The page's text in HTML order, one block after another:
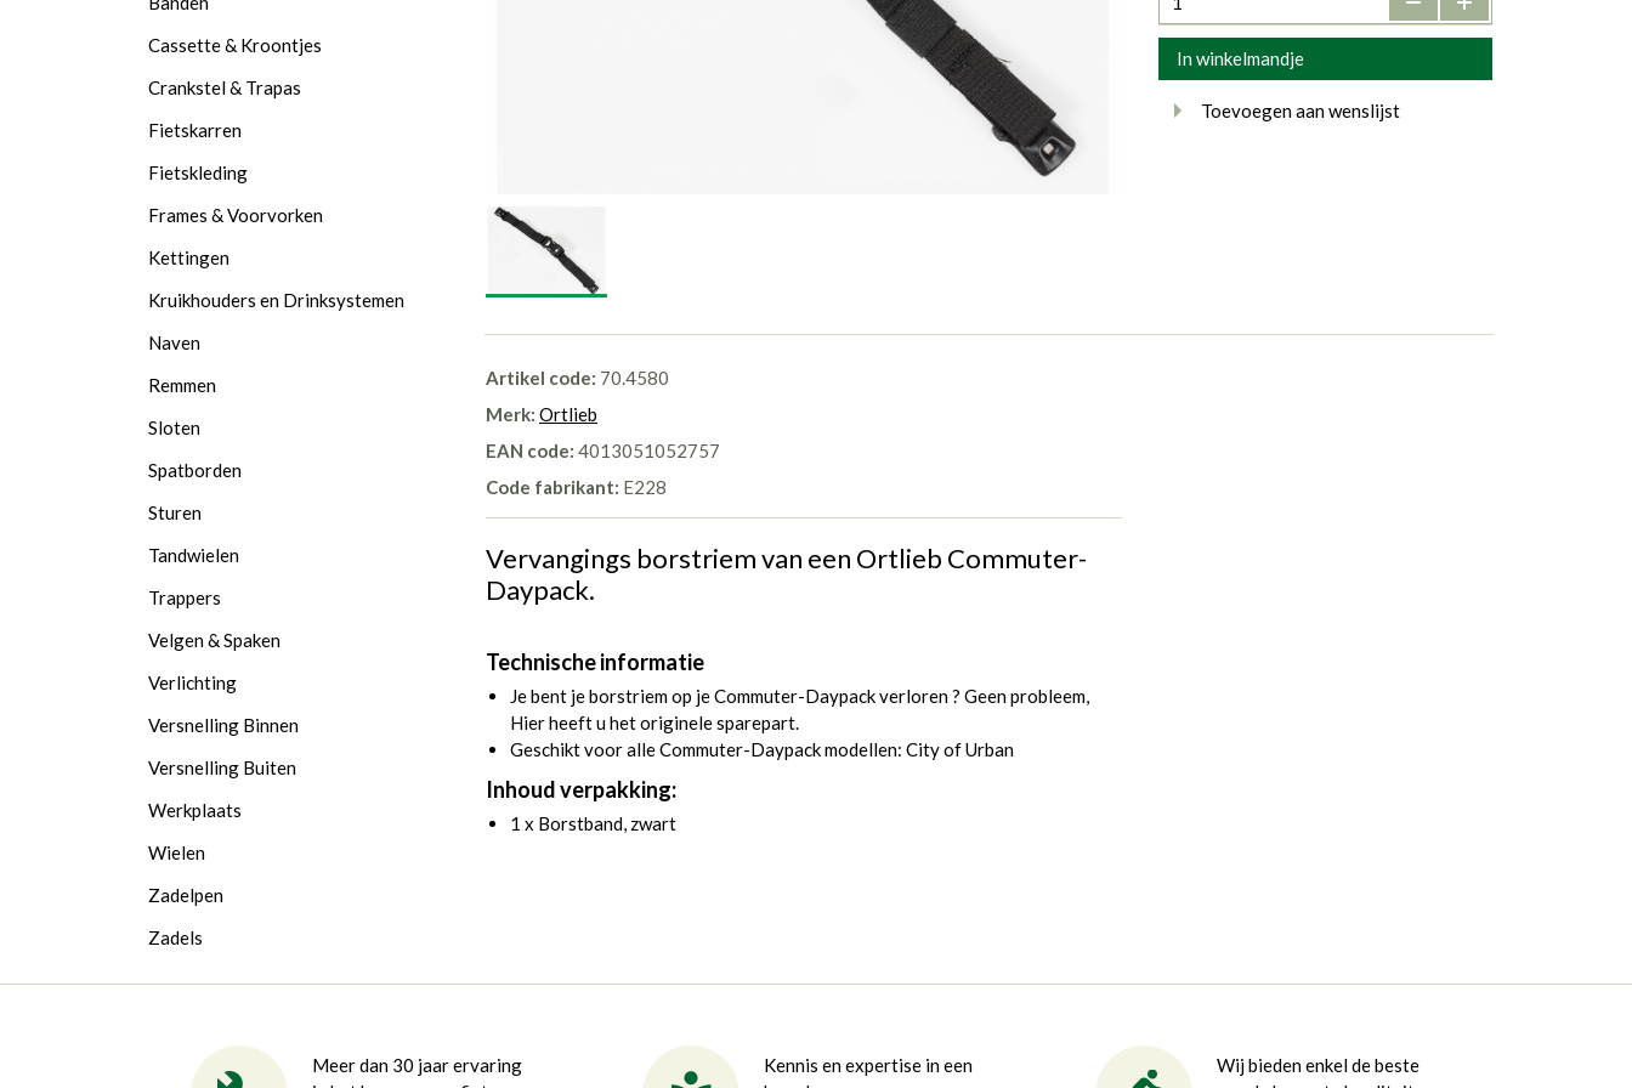
In winkelmandje
Toevoegen aan wenslijst
Artikel code: 70.4580
Merk: Ortlieb
EAN code: 4013051052757
Code fabrikant: E228
Vervangings borstriem van een Ortlieb Commuter-
Daypack.
Technische informatie
Je bent je borstriem op je Commuter-Daypack verloren ? Geen probleem,
Hier heeft u het originele sparepart.
Geschikt voor alle Commuter-Daypack modellen: City of Urban
Inhoud verpakking:
1 x Borstband, zwart
Cassette & Kroontjes
Crankstel & Trapas
Fietskarren
Fietskleding
Frames & Voorvorken
Kettingen
Kruikhouders en Drinksystemen
Naven
Remmen
Sloten
Spatborden
Sturen
Tandwielen
Trappers
Velgen & Spaken
Verlichting
Versnelling Binnen
Versnelling Buiten
Werkplaats
Wielen
Zadelpen
Zadels
Meer dan 30 jaar ervaring
Kennis en expertise in een
Wij bieden enkel de beste